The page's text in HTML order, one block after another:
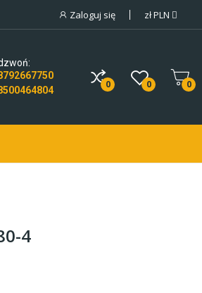
Zaloguj się złPLN
0 0 0
4